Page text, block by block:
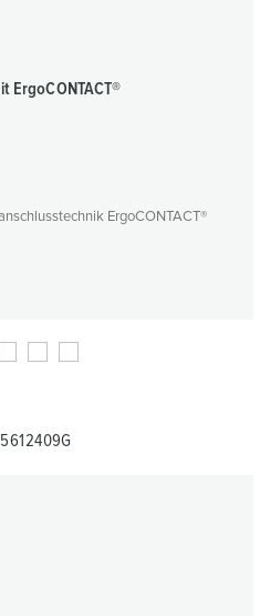
ErgoCONTACT®
ErgoCONTACT®